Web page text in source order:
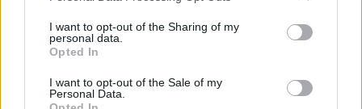
I want to opt-out of the Sharing of my
personal data.
Opted In
I want to opt-out of the Sale of my
Personal Data.